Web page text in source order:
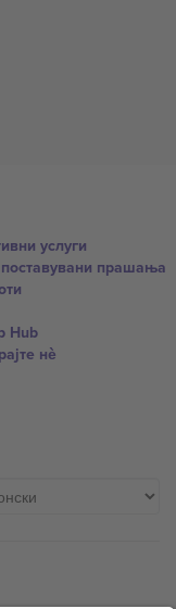
услуги
поставувани прашања
Hub
нѐ